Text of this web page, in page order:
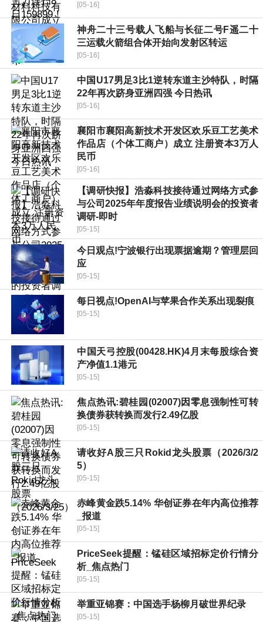
[05-16]
神舟二十三号载人飞船与长征二号F遥二十
三运载火箭组合体开始向发射区转运
[05-16]
中国U17男足3比1逆转东道主沙特队，时隔
22年再次跻身亚洲四强 今日热讯
[05-16]
襄阳市襄阳高新技术开发区欢乐豆工艺美术
作品店（个体工商户）成立 注册资本3万人
民币
[05-16]
【调研快报】浩淼科技接待通过网络方式参
与公司2025年年度报告业绩说明会的投资者
调研-即时
[05-15]
今日观点!宁波银行出现票据逾期？管理层回
应
[05-15]
每日视点!OpenAI与苹果合作关系出现裂痕
[05-15]
中国天弓控股(00428.HK)4月末每股综合资
产净值1.1港元
[05-15]
焦点热讯:碧桂园(02007)因零息强制性可转
换债券获转换而发行2.49亿股
[05-15]
请收好A股三只Rokid龙头股票（2026/3/2
5）
[05-15]
赤峰黄金跌5.14% 华创证券在年内高位推荐
_报道
[05-15]
PriceSeek提醒：锰硅区域招标定价行情分
析_焦点热门
[05-15]
举重亚锦赛：中国选手杨柳月破世界纪录
[05-15]